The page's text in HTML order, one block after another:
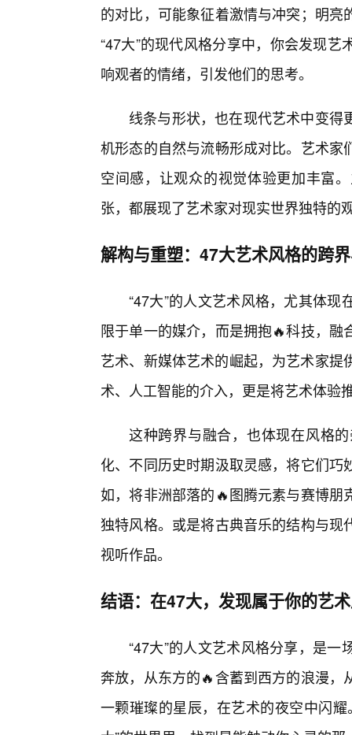
的对比，可能象征着激情与冲突；明
“47大”的现代风格分享中，你会发现
响观者的情绪，引发他们的思考。
线条与形状，也在现代艺术中变
机形态的自然与流畅形成对比。艺术
空间感，让观众的视觉体验更加丰富
张，都展现了艺术家对现实世界独特的
解构与重塑：47大艺术风格的跨
“47大”的人文艺术风格，尤其体
限于单一的媒介，而是拥抱🔥科技，
艺术、新媒体艺术的崛起，为艺术家
术、人工智能的介入，更是将艺术体验
这种跨界与融合，也体现在风格
化、不同历史时期汲取灵感，将它们
如，将非洲部落的🔥图腾元素与赛博
独特风格。或是将古典音乐的结构与
视听作品。
结语：在47大，发现属于你的艺
“47大”的人文艺术风格分享，是
奔放，从东方的🔥含蓄到西方的浪漫
一颗璀璨的星辰，在艺术的夜空中闪